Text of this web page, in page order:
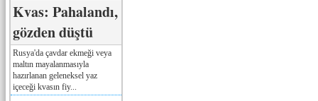
Kvas: Pahalandı,
gözden düştü
Rusya'da çavdar ekmeği veya
maltın mayalanmasıyla
hazırlanan geleneksel yaz
içeceği kvasın fiy...